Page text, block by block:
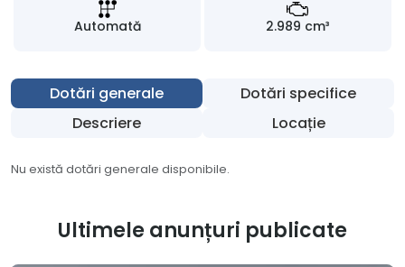
Automată 2.989 cm³
Dotări generale
Dotări specifice
Descriere
Locație
Nu există dotări generale disponibile.
Ultimele anunțuri publicate